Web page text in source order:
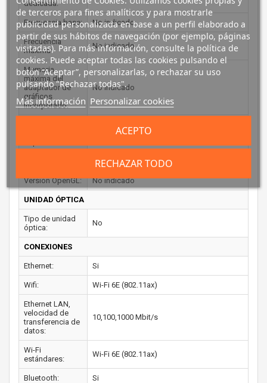
dedicada:
Frecuencia base: No indicado
Frecuencia
máxima:
No indicado
Memoria
máxima del
adaptador de
gráficos
incorporado:
No indicado
No indicado
No indicado
Versión OpenGL: No indicado
UNIDAD ÓPTICA
Tipo de unidad
óptica:
No
CONEXIONES
Ethernet: Si
Wifi: Wi-Fi 6E (802.11ax)
Ethernet LAN,
velocidad de
transferencia de
datos:
10,100,1000 Mbit/s
Wi-Fi
estándares:
Wi-Fi 6E (802.11ax)
Bluetooth: Si
de terceros para fines analíticos y para mostrarle
publicidad personalizada en base a un perfil elaborado a
partir de sus hábitos de navegación (por ejemplo, páginas
visitadas). Para más información, consulte la política de
cookies. Puede aceptar todas las cookies pulsando el
botón “Aceptar”, personalizarlas, o rechazar su uso
pulsando "Rechazar todas".
Más información Personalizar cookies
RECHAZAR TODO
ACEPTO